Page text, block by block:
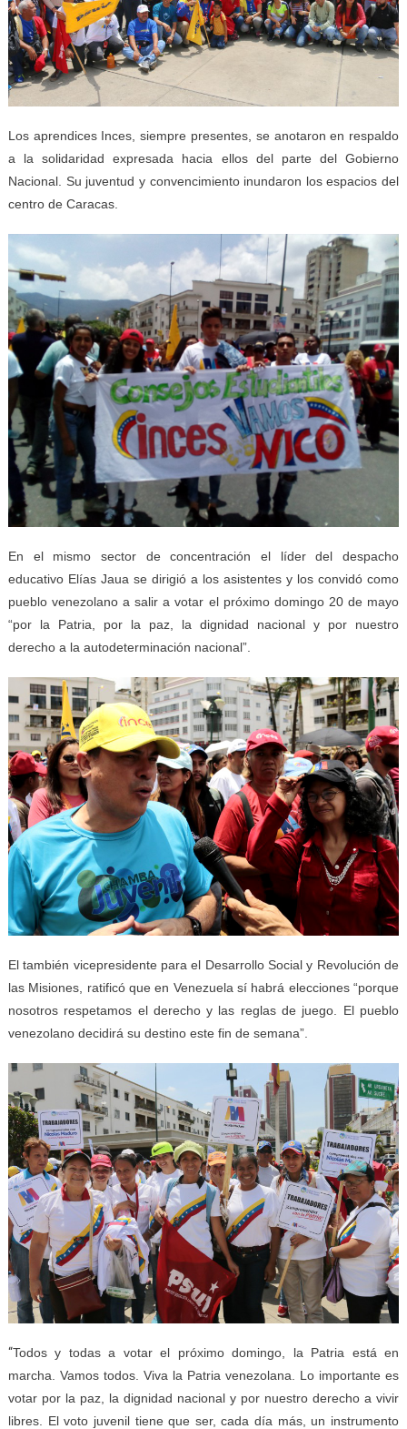
Los aprendices Inces, siempre presentes, se anotaron en respaldo
a la solidaridad expresada hacia ellos del parte del Gobierno
Nacional. Su juventud y convencimiento inundaron los espacios del
centro de Caracas.
En el mismo sector de concentración el líder del despacho
educativo Elías Jaua se dirigió a los asistentes y los convidó como
pueblo venezolano a salir a votar el próximo domingo 20 de mayo
“por la Patria, por la paz, la dignidad nacional y por nuestro
derecho a la autodeterminación nacional”.
El también vicepresidente para el Desarrollo Social y Revolución de
las Misiones, ratificó que en Venezuela sí habrá elecciones “porque
nosotros respetamos el derecho y las reglas de juego. El pueblo
venezolano decidirá su destino este fin de semana”.
“Todos y todas a votar el próximo domingo, la Patria está en
marcha. Vamos todos. Viva la Patria venezolana. Lo importante es
votar por la paz, la dignidad nacional y por nuestro derecho a vivir
libres. El voto juvenil tiene que ser, cada día más, un instrumento